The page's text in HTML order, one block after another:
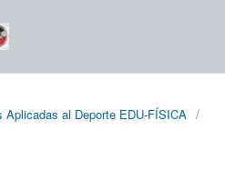
al Deporte EDU-FÍSICA /